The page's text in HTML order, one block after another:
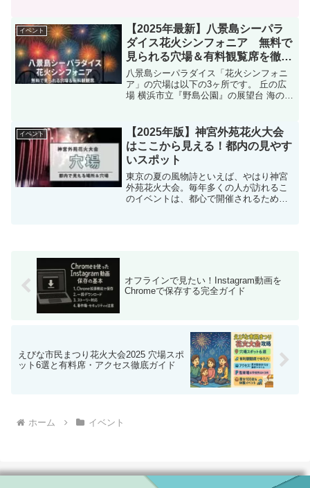
広く知られています。しかし、「動き回
る中で位置がずれてストレ...
イベント
【2025年最新】八景島シーパラ
ダイス花火シンフォニア 無料で
見られる穴場＆有料観覧席を徹底
解説！
八景島シーパラダイス「花火シンフォニ
ア」の穴場は以下の3ヶ所です。 丘の広
場 横浜市立『野島公園』の展望台 海の公
めにはチケット（ワンデーパスなど）が
必要となります...
イベント
【2025年版】神宮外苑花火大会
はここから見える！都内の見やす
いスポット
東京の夏の風物詩といえば、やはり神宮
外苑花火大会。毎年多くの人が訪れるこ
のイベントは、都心で開催されるため観
オフラインで見たい！Instagram動画を
Chromeで保存する完全ガイド
えびな市民まつり花火大会2025 穴場スポ
ット6選と有料席・アクセス徹底ガイド
ホーム イベント